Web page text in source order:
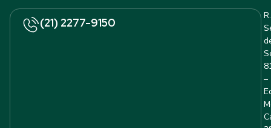
(21) 2277-9150
R.
–